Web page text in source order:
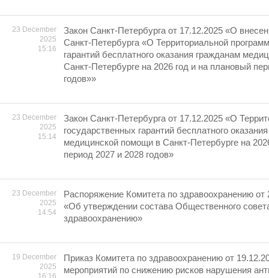
23 December
2025
15:16
Закон Санкт-Петербурга от 17.12.2025 «О
Санкт-Петербурга «О Территориальной
гарантий бесплатного оказания гражданам
Санкт-Петербурге на 2026 год и на плановый
годов»»
23 December
2025
15:14
Закон Санкт-Петербурга от 17.12.2025 «О
государственных гарантий бесплатного
медицинской помощи в Санкт-Петербурге на
период 2027 и 2028 годов»
23 December
2025
14:54
Распоряжение Комитета по здравоохранению
«Об утверждении состава Общественного
здравоохранению»
19 December
2025
16:16
Приказ Комитета по здравоохранению от
мероприятий по снижению рисков нарушения